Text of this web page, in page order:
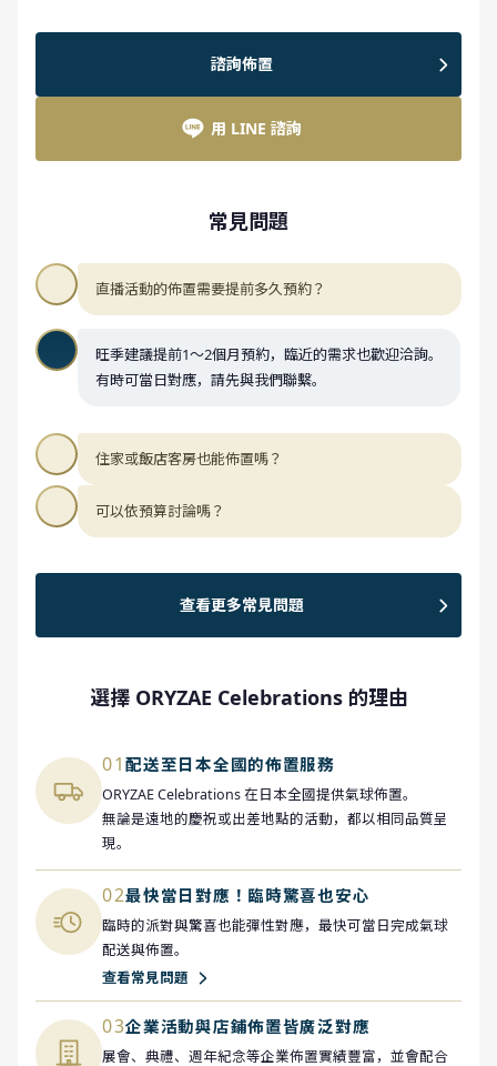
諮詢佈置
用 LINE 諮詢
常見問題
直播活動的佈置需要提前多久預約？
旺季建議提前1～2個月預約，臨近的需求也歡迎洽詢。
有時可當日對應，請先與我們聯繫。
住家或飯店客房也能佈置嗎？
可以依預算討論嗎？
查看更多常見問題
選擇 ORYZAE Celebrations 的理由
01配送至日本全國的佈置服務
ORYZAE Celebrations 在日本全國提供氣球佈置。
無論是遠地的慶祝或出差地點的活動，都以相同品質呈
現。
02最快當日對應！臨時驚喜也安心
臨時的派對與驚喜也能彈性對應，最快可當日完成氣球
配送與佈置。
查看常見問題
03企業活動與店鋪佈置皆廣泛對應
展會、典禮、週年紀念等企業佈置實績豐富，並會配合